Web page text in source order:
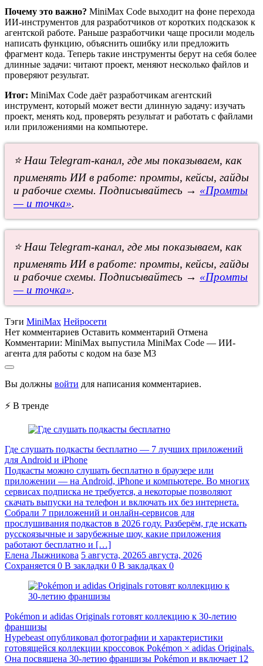
Почему это важно? MiniMax Code выходит на фоне перехода
ИИ-инструментов для разработчиков от коротких подсказок к
агентской работе. Раньше разработчики чаще просили модель
написать функцию, объяснить ошибку или предложить
фрагмент кода. Теперь такие инструменты берут на себя более
длинные задачи: читают проект, меняют несколько файлов и
проверяют результат.
Итог: MiniMax Code даёт разработчикам агентский
инструмент, который может вести длинную задачу: изучать
проект, менять код, проверять результат и работать с файлами
или приложениями на компьютере.
⭐ Наш Telegram-канал, где мы показываем, как
применять ИИ в работе: промты, кейсы, гайды
и рабочие схемы. Подписывайтесь → «Промты
— и точка».
⭐ Наш Telegram-канал, где мы показываем, как
применять ИИ в работе: промты, кейсы, гайды
и рабочие схемы. Подписывайтесь → «Промты
— и точка».
Тэги MiniMax Нейросети
Нет комментариев Оставить комментарий Отмена
Комментарии: MiniMax выпустила MiniMax Code — ИИ-
агента для работы с кодом на базе M3
Вы должны войти для написания комментариев.
⚡ В тренде
Где слушать подкасты бесплатно — 7 лучших приложений
для Android и iPhone
Подкасты можно слушать бесплатно в браузере или
приложении — на Android, iPhone и компьютере. Во многих
сервисах подписка не требуется, а некоторые позволяют
скачать выпуски на телефон и включать их без интернета.
Собрали 7 приложений и онлайн-сервисов для
прослушивания подкастов в 2026 году. Разберём, где искать
русскоязычные и зарубежные шоу, какие приложения
работают бесплатно и […]
Елена Лыжникова 5 августа, 20265 августа, 2026
Сохраняется 0 В закладки 0 В закладках 0
Pokémon и adidas Originals готовят коллекцию к 30-летию
франшизы
Hypebeast опубликовал фотографии и характеристики
готовящейся коллекции кроссовок Pokémon × adidas Originals.
Она посвящена 30-летию франшизы Pokémon и включает 12